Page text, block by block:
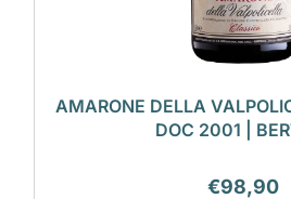
AMARONE DELLA
DOC 2001 |
€98,90